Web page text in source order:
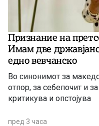
Признание на
Имам две
едно вевчанско
Во синонимот за
отпор, за себепочит и
критикува и опстојува
пред 3 часа